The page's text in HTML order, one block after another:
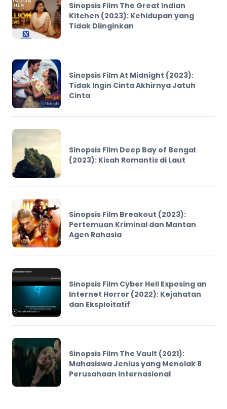
Sinopsis Film The Great Indian
Kitchen (2023): Kehidupan yang
Tidak Diinginkan
Sinopsis Film At Midnight (2023):
Tidak Ingin Cinta Akhirnya Jatuh
Cinta
Sinopsis Film Deep Bay of Bengal
(2023): Kisah Romantis di Laut
Sinopsis Film Breakout (2023):
Pertemuan Kriminal dan Mantan
Agen Rahasia
Sinopsis Film Cyber Hell Exposing an
Internet Horror (2022): Kejahatan
dan Eksploitatif
Sinopsis Film The Vault (2021):
Mahasiswa Jenius yang Menolak 8
Perusahaan Internasional